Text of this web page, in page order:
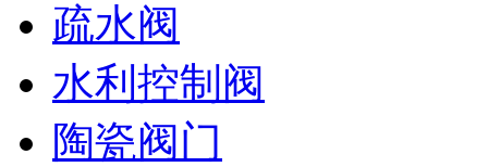
疏水阀
水利控制阀
陶瓷阀门